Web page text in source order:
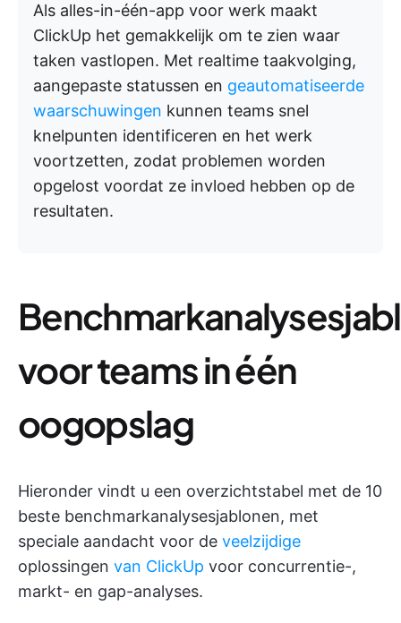
Als alles-in-één-app voor werk maakt
ClickUp het gemakkelijk om te zien waar
taken vastlopen. Met realtime taakvolging,
aangepaste statussen en geautomatiseerde
waarschuwingen kunnen teams snel
knelpunten identificeren en het werk
voortzetten, zodat problemen worden
opgelost voordat ze invloed hebben op de
resultaten.
voor teams in één
oogopslag
Hieronder vindt u een overzichtstabel met de 10
beste benchmarkanalysesjablonen, met
speciale aandacht voor de veelzijdige
oplossingen van ClickUp voor concurrentie-,
markt- en gap-analyses.